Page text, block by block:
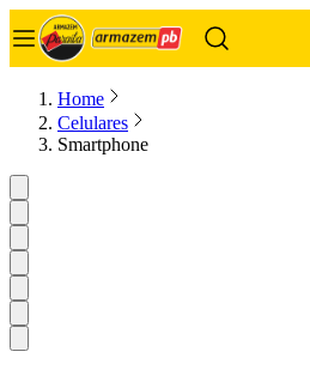
Home
Celulares
Smartphone